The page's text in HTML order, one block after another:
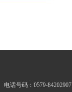
电话号码：0579-84202907